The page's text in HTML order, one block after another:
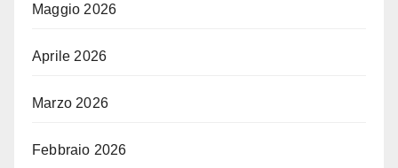
Maggio 2026
Aprile 2026
Marzo 2026
Febbraio 2026